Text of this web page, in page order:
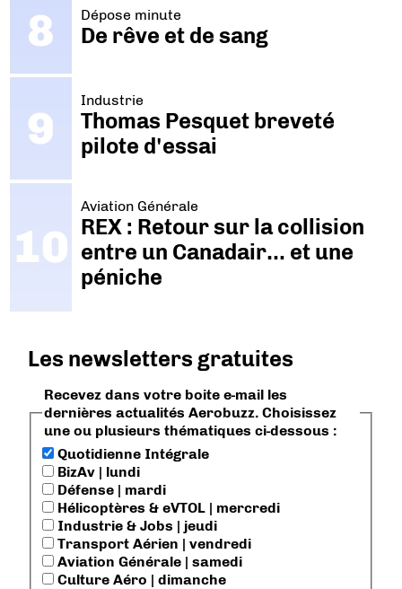
Dépose minute
De rêve et de sang
Industrie
Thomas Pesquet breveté
pilote d'essai
Aviation Générale
REX : Retour sur la collision
entre un Canadair… et une
péniche
Les newsletters gratuites
Recevez dans votre boite e-mail les
dernières actualités Aerobuzz. Choisissez
une ou plusieurs thématiques ci-dessous :
Quotidienne Intégrale
BizAv | lundi
Défense | mardi
Hélicoptères & eVTOL | mercredi
Industrie & Jobs | jeudi
Transport Aérien | vendredi
Aviation Générale | samedi
Culture Aéro | dimanche